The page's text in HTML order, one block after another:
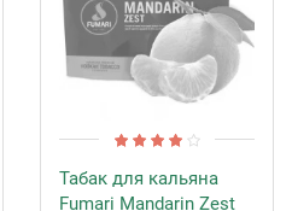
Табак для кальяна
Fumari Mandarin Zest